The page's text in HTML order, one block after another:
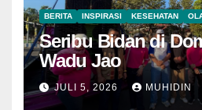
BERITA INSPIRASI KESEHATAN
Seribu Bidan di
Wadu Jao
JULI 5, 2026 MUHIDIN